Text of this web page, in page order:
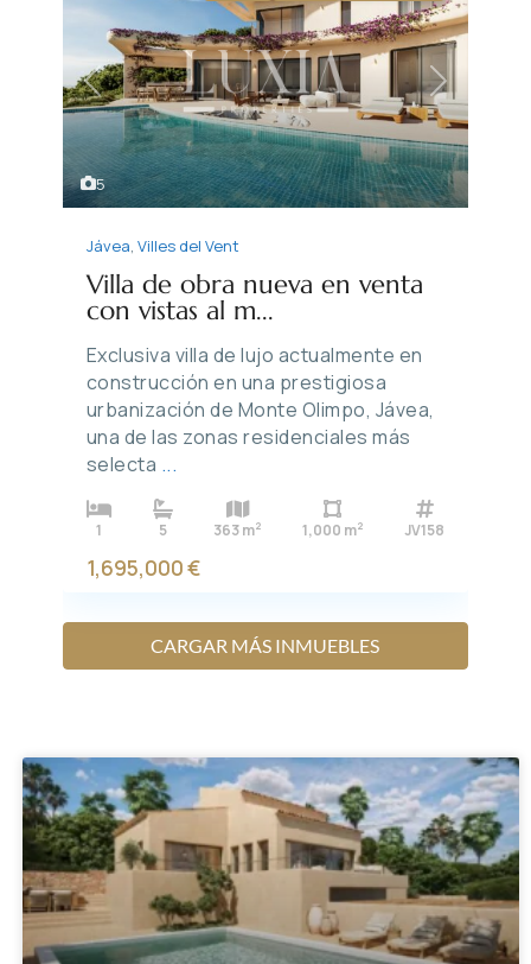
5
Previous Next
Jávea, Villes del Vent
Villa de obra nueva en venta
con vistas al m...
Exclusiva villa de lujo actualmente en
construcción en una prestigiosa
urbanización de Monte Olimpo, Jávea,
una de las zonas residenciales más
selecta ...
1 5 363 m2 1,000 m2 JV158
1,695,000 €
CARGAR MÁS INMUEBLES